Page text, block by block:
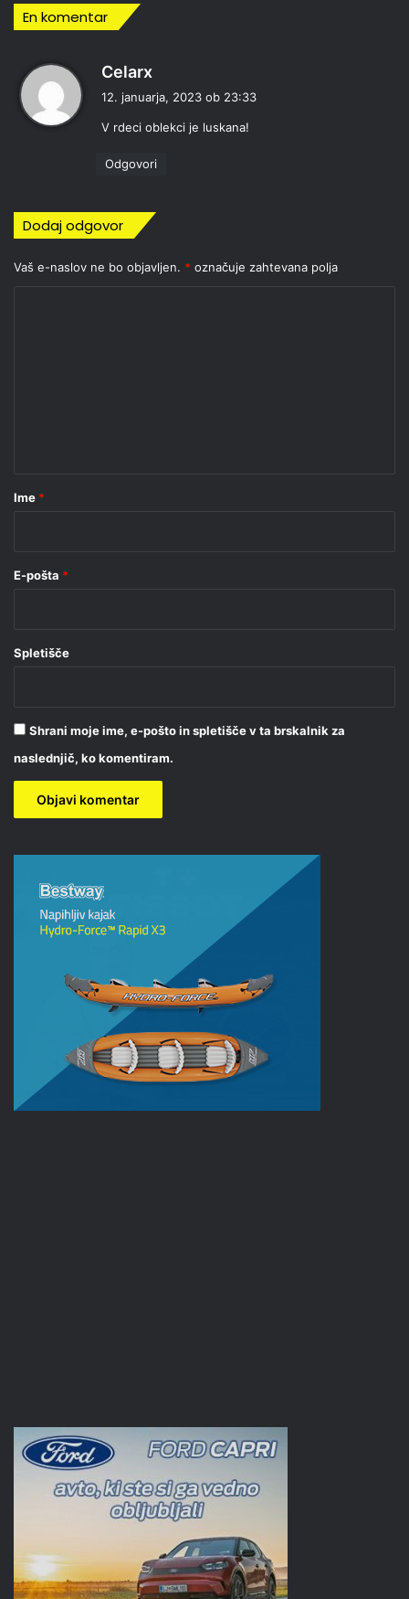
En komentar
Celarx
v
:
12. januarja, 2023 ob 23:33
V rdeci oblekci je luskana!
Odgovori
Dodaj odgovor
Vaš e-naslov ne bo objavljen. * označuje zahtevana polja
r
Ime *
E-pošta *
Spletišče
Shrani moje ime, e-pošto in spletišče v ta brskalnik za
naslednjič, ko komentiram.